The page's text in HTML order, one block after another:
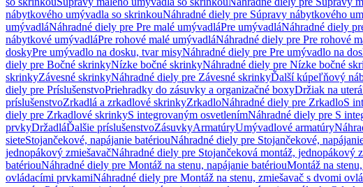
nábytkového umývadla so skrinkouNáhradné diely pre Súpravy nábytkového
umývadláNáhradné diely pre Pre malé umývadláPre umývadláNáhradné diely
nábytkové umývadláPre rohové malé umývadláNáhradné diely pre Pre rohové
doskyPre umývadlo na dosku, tvar misyNáhradné diely pre Pre umývadlo na
diely pre Bočné skrinkyNízke bočné skrinkyNáhradné diely pre Nízke bočné
skrinkyZávesné skrinkyNáhradné diely pre Závesné skrinkyĎalší kúpeľňový
diely pre PríslušenstvoPriehradky do zásuvky a organizačné boxyDržiak na
príslušenstvoZrkadlá a zrkadlové skrinkyZrkadloNáhradné diely pre ZrkadloS
diely pre Zrkadlové skrinkyS integrovaným osvetlenímNáhradné diely pre S
prvkyDržadláĎalšie príslušenstvoZásuvkyArmatúryUmývadlové armatúry
sieteStojančekové, napájanie batériouNáhradné diely pre Stojančekové,
jednopákový zmiešavačNáhradné diely pre Stojančeková montáž, jednopákový
batériouNáhradné diely pre Montáž na stenu, napájanie batériouMontáž na
ovládacími prvkamiNáhradné diely pre Montáž na stenu, zmiešavač s dvomi